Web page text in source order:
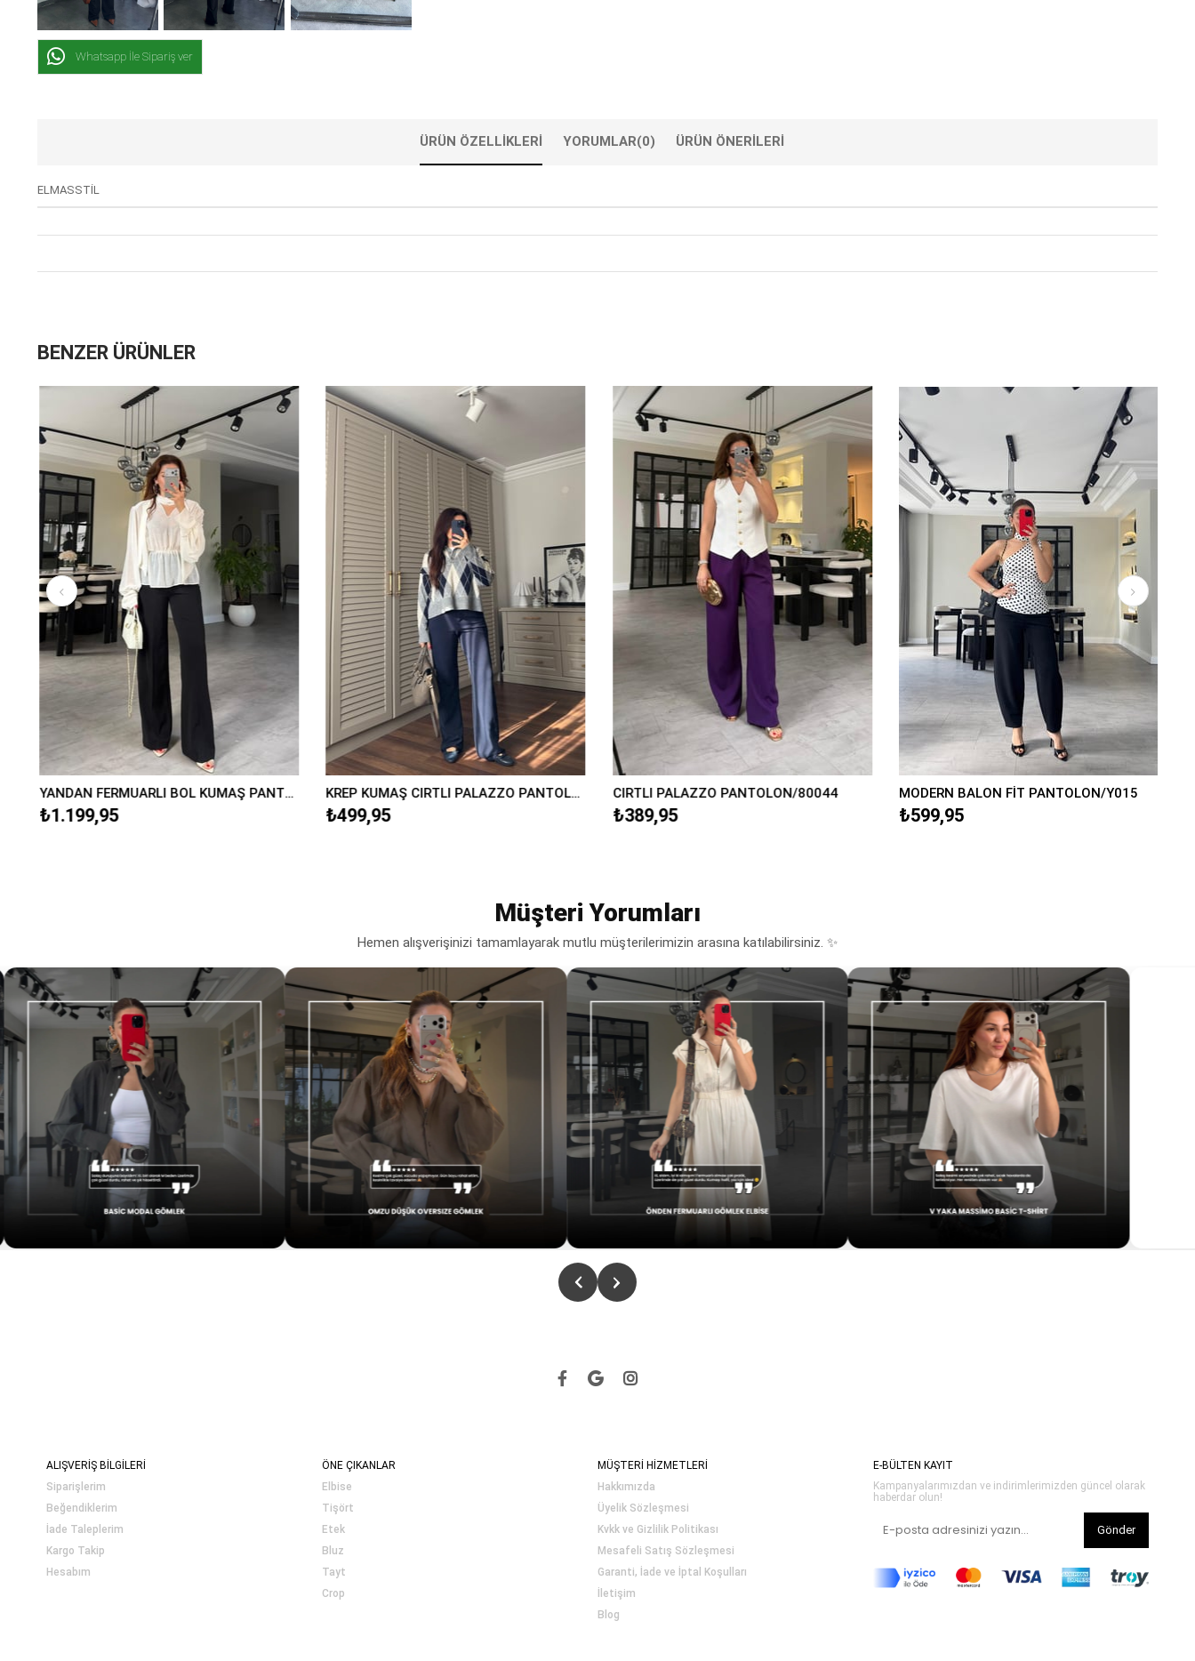
Whatsapp İle Sipariş ver
ÜRÜN ÖZELLIKLERI YORUMLAR(0) ÜRÜN ÖNERILERI
ELMASSTİL
BENZER ÜRÜNLER
YANDAN FERMUARLI BOL KUMAŞ PANTOLON/20401
₺1.199,95
KREP KUMAŞ CIRTLI PALAZZO PANTOLON/K038
₺499,95
CIRTLI PALAZZO PANTOLON/80044
₺389,95
MODERN BALON FİT PANTOLON/Y015
₺599,95
Müşteri Yorumları
Hemen alışverişinizi tamamlayarak mutlu müşterilerimizin arasına katılabilirsiniz. ✨
ALIŞVERİŞ BİLGİLERİ
Siparişlerim
Beğendiklerim
İade Taleplerim
Kargo Takip
Hesabım
ÖNE ÇIKANLAR
Elbise
Tişört
Etek
Bluz
Tayt
Crop
MÜŞTERİ HİZMETLERİ
Hakkımızda
Üyelik Sözleşmesi
Kvkk ve Gizlilik Politikası
Mesafeli Satış Sözleşmesi
Garanti, İade ve İptal Koşulları
İletişim
Blog
E-BÜLTEN KAYIT
Kampanyalarımızdan ve indirimlerimizden güncel olarak
haberdar olun!
Gönder